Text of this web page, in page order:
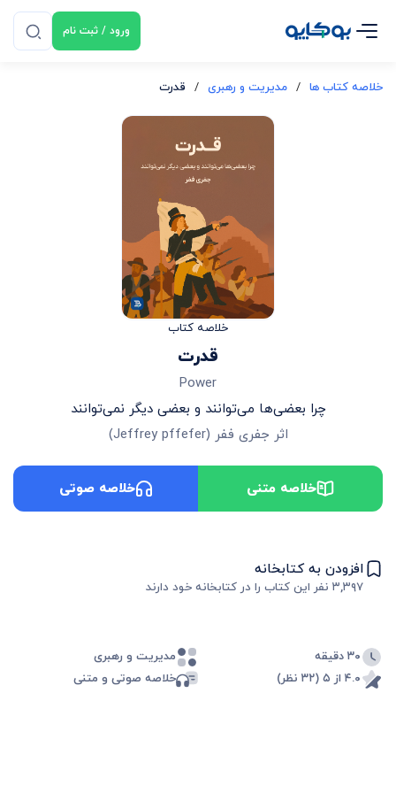
ورود / ثبت نام
خلاصه کتاب ها / مدیریت و رهبری / قدرت
خلاصه کتاب
قدرت
Power
چرا بعضی‌ها می‌توانند و بعضی دیگر نمی‌توانند
اثر جفری ففر (
Jeffrey pffefer
)
خلاصه متنی خلاصه صوتی
افزودن به کتابخانه
۳,۳۹۷ نفر این کتاب را در کتابخانه خود دارند
۳۰ دقیقه
مدیریت و رهبری
۴.۰ از ۵ (۳۲ نظر)
خلاصه صوتی و متنی